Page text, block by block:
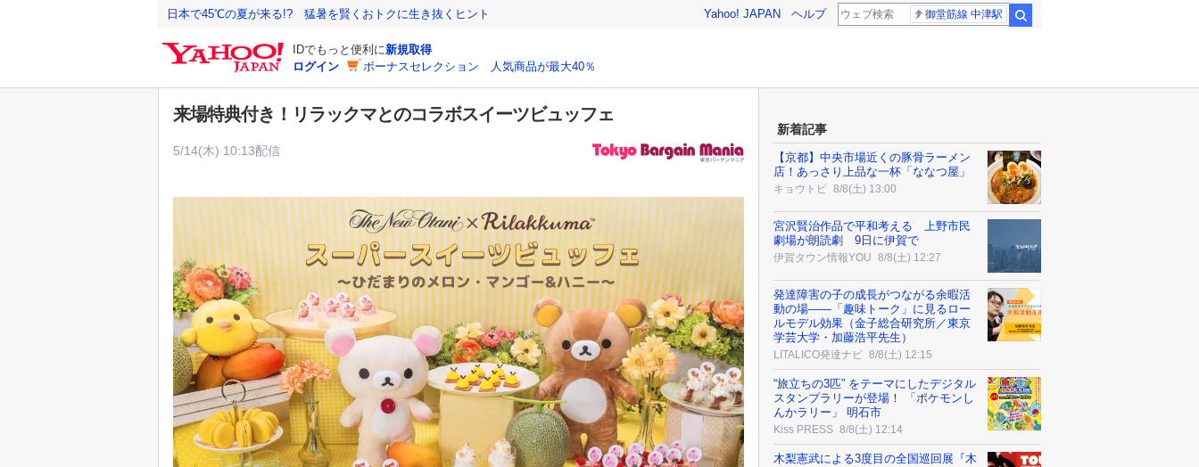
日本で45℃の夏が来る!? 猛暑を賢くおトクに生き抜くヒント Yahoo! JAPAN ヘルプ 御堂筋線 中津駅
IDでもっと便利に新規取得
ログイン
ボーナスセレクション 人気商品が最大40％
来場特典付き！リラックマとのコラボスイーツビュッフェ
5/14(木) 10:13配信
新着記事
【京都】中央市場近くの豚骨ラーメン
店！あっさり上品な一杯「ななつ屋」
キョウトピ 8/8(土) 13:00
宮沢賢治作品で平和考える 上野市民
劇場が朗読劇 9日に伊賀で
伊賀タウン情報YOU 8/8(土) 12:27
発達障害の子の成長がつながる余暇活
動の場――「趣味トーク」に見るロー
ルモデル効果（金子総合研究所／東京
学芸大学・加藤浩平先生）
LITALICO発達ナビ 8/8(土) 12:15
“旅立ちの3匹” をテーマにしたデジタル
スタンプラリーが登場！ 「ポケモンし
んかラリー」 明石市
Kiss PRESS 8/8(土) 12:14
木梨憲武による3度目の全国巡回展『木